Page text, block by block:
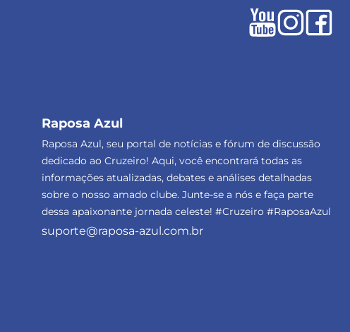
Raposa Azul
Raposa Azul, seu portal de notícias e fórum de discussão
dedicado ao Cruzeiro! Aqui, você encontrará todas as
informações atualizadas, debates e análises detalhadas
sobre o nosso amado clube. Junte-se a nós e faça parte
dessa apaixonante jornada celeste! #Cruzeiro #RaposaAzul
suporte@raposa-azul.com.br